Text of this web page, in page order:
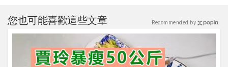
您也可能喜歡這些文章 Recommended by